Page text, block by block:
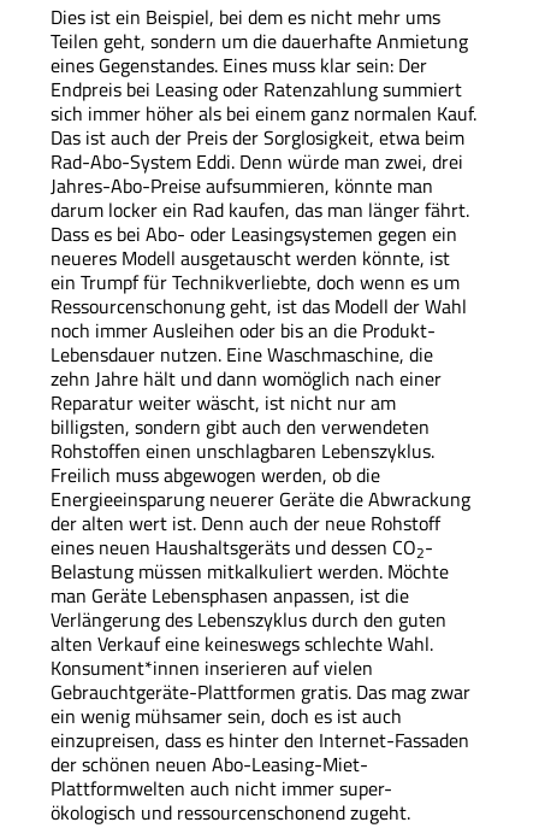
Dies ist ein Beispiel, bei dem es nicht mehr ums
Teilen geht, sondern um die dauerhafte Anmietung
eines Gegenstandes. Eines muss klar sein: Der
Endpreis bei Leasing oder Ratenzahlung summiert
sich immer höher als bei einem ganz normalen Kauf.
Das ist auch der Preis der Sorglosigkeit, etwa beim
Rad-Abo-System Eddi. Denn würde man zwei, drei
Jahres-Abo-Preise aufsummieren, könnte man
darum locker ein Rad kaufen, das man länger fährt.
Dass es bei Abo- oder Leasingsystemen gegen ein
neueres Modell ausgetauscht werden könnte, ist
ein Trumpf für Technikverliebte, doch wenn es um
Ressourcenschonung geht, ist das Modell der Wahl
noch immer Ausleihen oder bis an die Produkt-
Lebensdauer nutzen. Eine Waschmaschine, die
zehn Jahre hält und dann womöglich nach einer
Reparatur weiter wäscht, ist nicht nur am
billigsten, sondern gibt auch den verwendeten
Rohstoffen einen unschlagbaren Lebenszyklus.
Freilich muss abgewogen werden, ob die
Energieeinsparung neuerer Geräte die Abwrackung
der alten wert ist. Denn auch der neue Rohstoff
eines neuen Haushaltsgeräts und dessen CO2-
Belastung müssen mitkalkuliert werden. Möchte
man Geräte Lebensphasen anpassen, ist die
Verlängerung des Lebenszyklus durch den guten
alten Verkauf eine keineswegs schlechte Wahl.
Konsument*innen inserieren auf vielen
Gebrauchtgeräte-Plattformen gratis. Das mag zwar
ein wenig mühsamer sein, doch es ist auch
einzupreisen, dass es hinter den Internet-Fassaden
der schönen neuen Abo-Leasing-Miet-
Plattformwelten auch nicht immer super-
ökologisch und ressourcenschonend zugeht.